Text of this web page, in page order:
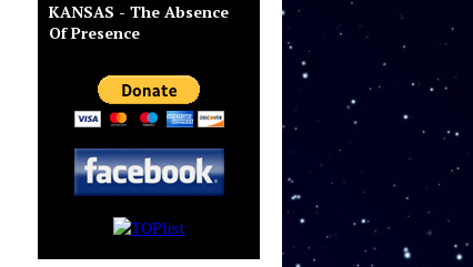
KANSAS - The Absence
Of Presence